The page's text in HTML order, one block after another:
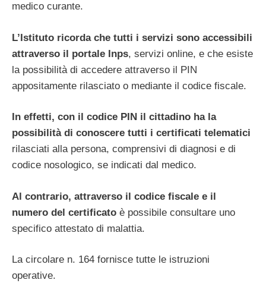
medico curante.
L’Istituto ricorda che tutti i servizi sono accessibili
attraverso il portale Inps, servizi online, e che esiste
la possibilità di accedere attraverso il PIN
appositamente rilasciato o mediante il codice fiscale.
In effetti, con il codice PIN il cittadino ha la
possibilità di conoscere tutti i certificati telematici
rilasciati alla persona, comprensivi di diagnosi e di
codice nosologico, se indicati dal medico.
Al contrario, attraverso il codice fiscale e il
numero del certificato è possibile consultare uno
specifico attestato di malattia.
La circolare n. 164 fornisce tutte le istruzioni
operative.